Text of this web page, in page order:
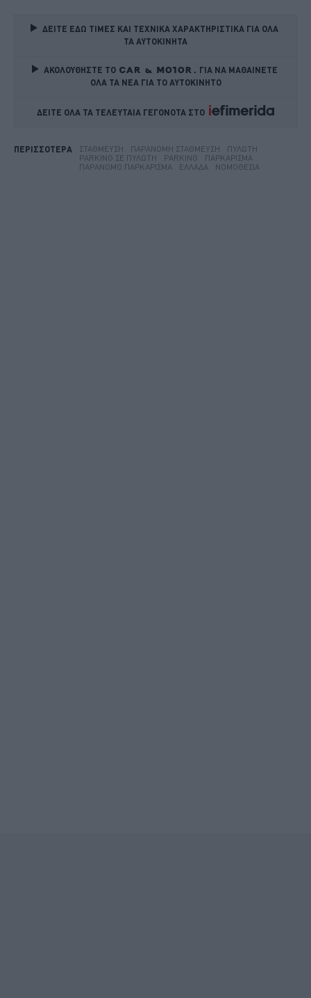
ΔΕΙΤΕ ΕΔΩ ΤΙΜΕΣ ΚΑΙ ΤΕΧΝΙΚΑ ΧΑΡΑΚΤΗΡΙΣΤΙΚΑ ΓΙΑ ΟΛΑ
ΤΑ ΑΥΤΟΚΙΝΗΤΑ
ΑΚΟΛΟΥΘΗΣΤΕ ΤΟ
ΓΙΑ ΝΑ ΜΑΘΑΙΝΕΤΕ
ΟΛΑ ΤΑ ΝΕΑ ΓΙΑ ΤΟ ΑΥΤΟΚΙΝΗΤΟ
ΔΕΙΤΕ ΟΛΑ ΤΑ ΤΕΛΕΥΤΑΙΑ ΓΕΓΟΝΟΤΑ ΣΤΟ
ΠΕΡΙΣΣΟΤΕΡΑ ΣΤΆΘΜΕΥΣΗ ΠΑΡΆΝΟΜΗ ΣΤΆΘΜΕΥΣΗ
ΠΥΛΩΤΉ
PARKING ΣΕ ΠΥΛΩΤΉ
PARKING
ΠΑΡΚΆΡΙΣΜΑ
ΠΑΡΆΝΟΜΟ ΠΑΡΚΆΡΙΣΜΑ
ΕΛΛΆΔΑ ΝΟΜΟΘΕΣΊΑ